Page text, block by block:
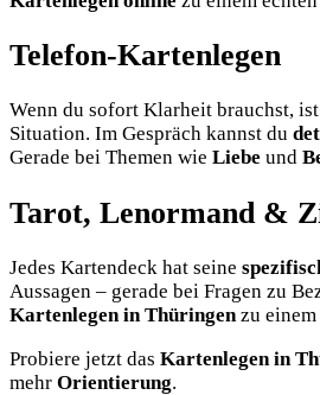
Telefon-Kartenlegen
Wenn du sofort Klarheit brauchst, ist
Situation. Im Gespräch kannst du
Gerade bei Themen wie Liebe und
Tarot, Lenormand &
Jedes Kartendeck hat seine
Aussagen – gerade bei Fragen zu
Kartenlegen in Thüringen zu einem
Probiere jetzt das Kartenlegen in
mehr Orientierung.